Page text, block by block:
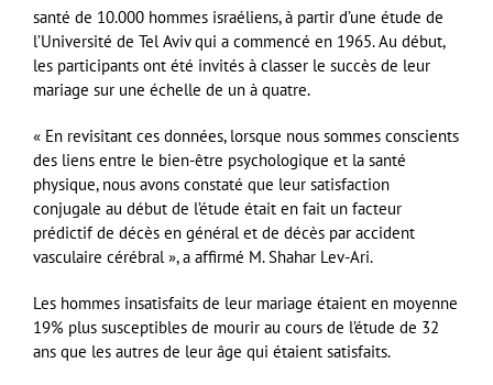
santé de 10.000 hommes israéliens, à partir d’une étude de
l’Université de Tel Aviv qui a commencé en 1965. Au début,
les participants ont été invités à classer le succès de leur
mariage sur une échelle de un à quatre.
« En revisitant ces données, lorsque nous sommes conscients
des liens entre le bien-être psychologique et la santé
physique, nous avons constaté que leur satisfaction
conjugale au début de l’étude était en fait un facteur
prédictif de décès en général et de décès par accident
vasculaire cérébral », a affirmé M. Shahar Lev-Ari.
Les hommes insatisfaits de leur mariage étaient en moyenne
19% plus susceptibles de mourir au cours de l’étude de 32
ans que les autres de leur âge qui étaient satisfaits.